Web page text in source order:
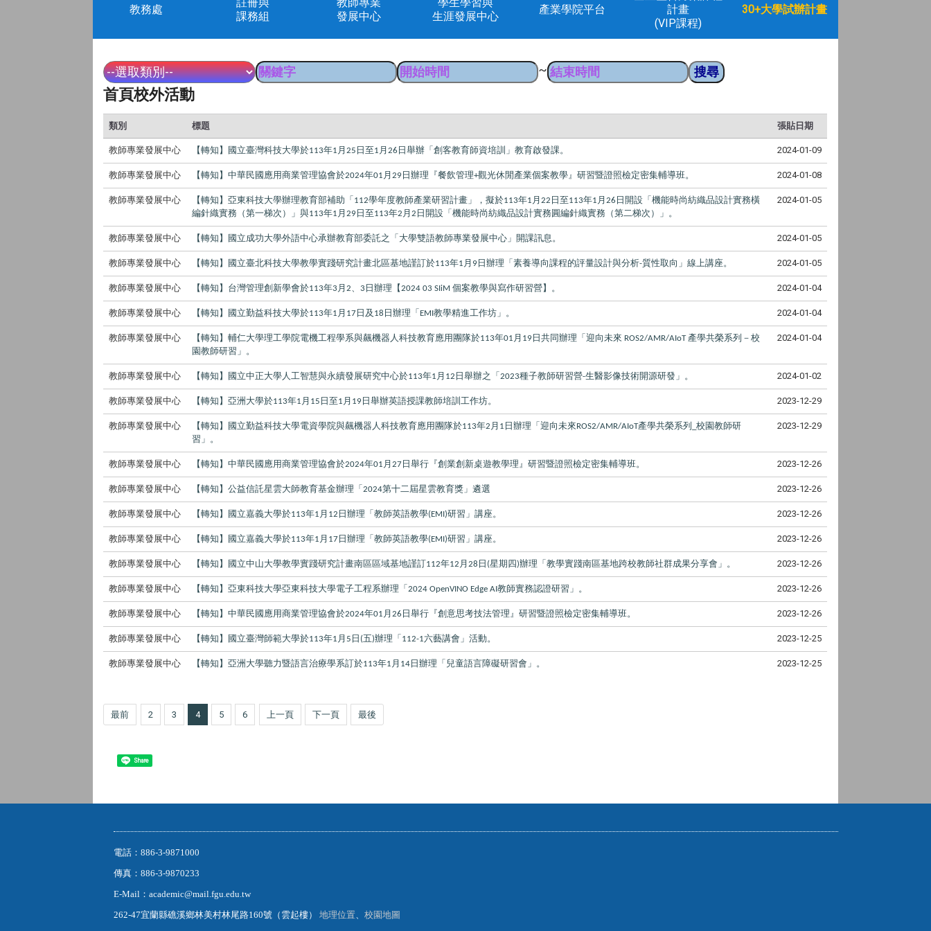
教務處
課務組
發展中心
生涯發展中心
產業學院平台
計畫
(VIP課程)
30+大學試辦計畫
~
首頁校外活動
類別 標題 張貼日期
教師專業發展中心 【轉知】國立臺灣科技大學於113年1 月25 日至1 月26 日舉辦「創客教育師資培訓」教育啟發課。 2024-01-09
教師專業發展中心 【轉知】中華民國應用商業管理協會於2024年01 月29 日辦理『餐飲管理+觀光休閒產業個案教學』研習暨證照檢定密集輔導班。 2024-01-08
教師專業發展中心 【轉知】亞東科技大學辦理教育部補助「 112學年度教師產業研習計畫」，擬於113年1 月22 日至113年1 月26 日開設「機能時尚紡織品設計實務橫
編針織實務（第一梯次）」與113年1 月29 日至113年2 月2 日開設「機能時尚紡織品設計實務圓編針織實務（第二梯次）」。
2024-01-05
教師專業發展中心 【轉知】國立成功大學外語中心承辦教育部委託之「大學雙語教師專業發展中心」開課訊息。 2024-01-05
教師專業發展中心 【轉知】國立臺北科技大學教學實踐研究計畫北區基地謹訂於113年1 月9 日辦理「素養導向課程的評量設計與分析-質性取向」線上講座。 2024-01-05
教師專業發展中心 【轉知】台灣管理創新學會於113年3 月2、3 日辦理【2024 03 SIiM個案教學與寫作研習營】。 2024-01-04
教師專業發展中心 【轉知】國立勤益科技大學於113年1 月 17 日及 18 日辦理「 EMI教學精進工作坊」。 2024-01-04
教師專業發展中心 【轉知】輔仁大學理工學院電機工程學系與飆機器人科技教育應用團隊於113年01 月 19 日共同辦理「迎向未來 ROS2/AMR/AIoT 產學共榮系列－校
園教師研習」。
2024-01-04
教師專業發展中心 【轉知】國立中正大學人工智慧與永續發展研究中心於113年1 月 12 日舉辦之「2023種子教師研習營-生醫影像技術開源研發」。 2024-01-02
教師專業發展中心 【轉知】亞洲大學於113年1 月 15 日至1 月 19 日舉辦英語授課教師培訓工作坊。 2023-12-29
教師專業發展中心 【轉知】國立勤益科技大學電資學院與飆機器人科技教育應用團隊於113年2 月 1 日辦理「迎向未來ROS2/AMR/AIoT產學共榮系列 _校園教師研
習」。
2023-12-29
教師專業發展中心 【轉知】中華民國應用商業管理協會於2024年01 月27 日舉行『創業創新桌遊教學理』研習暨證照檢定密集輔導班。 2023-12-26
教師專業發展中心 【轉知】公益信託星雲大師教育基金辦理「2024第十二屆星雲教育獎」遴選 2023-12-26
教師專業發展中心 【轉知】國立嘉義大學於113年1 月 12 日辦理「教師英語教學(EMI)研習」講座。 2023-12-26
教師專業發展中心 【轉知】國立嘉義大學於113年1 月 17 日辦理「教師英語教學(EMI)研習」講座。 2023-12-26
教師專業發展中心 【轉知】國立中山大學教學實踐研究計畫南區區域基地謹訂112年12 月28 日 (星期四)辦理「教學實踐南區基地跨校教師社群成果分享會」。 2023-12-26
教師專業發展中心 【轉知】亞東科技大學亞東科技大學電子工程系辦理「2024 OpenVINO Edge AI教師實務認證研習」。 2023-12-26
教師專業發展中心 【轉知】中華民國應用商業管理協會於2024年01 月26 日舉行『創意思考技法管理』研習暨證照檢定密集輔導班。 2023-12-26
教師專業發展中心 【轉知】國立臺灣師範大學於113年1 月5 日 (五)辦理「 112-1六藝講會」活動。 2023-12-25
教師專業發展中心 【轉知】亞洲大學聽力暨語言治療學系訂於113年1 月 14 日辦理「兒童語言障礙研習會」。 2023-12-25
最前 2 3 4 5 6 上一頁 下一頁 最後
Share
電話：886-3-9871000
傳真：886-3-9870233
E-Mail：academic@mail.fgu.edu.tw
262-47宜蘭縣礁溪鄉林美村林尾路160號（雲起樓）地理位置 、校園地圖